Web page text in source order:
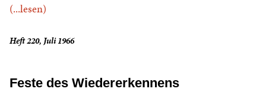
(...lesen)
Heft 220, Juli 1966
Feste des Wiedererkennens